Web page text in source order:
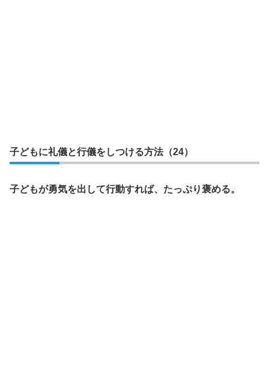
子どもに礼儀と行儀をしつける方法（24）
子どもが勇気を出して行動すれば、たっぷり褒める。